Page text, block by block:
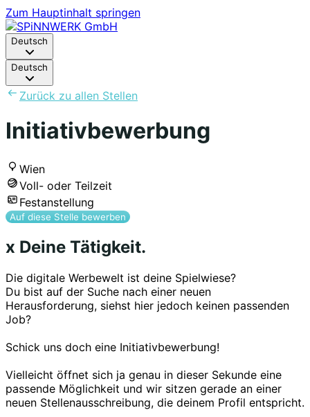
Zum Hauptinhalt springen
Deutsch
Deutsch
Zurück zu allen Stellen
Initiativbewerbung
Wien
Voll- oder Teilzeit
Festanstellung
Auf diese Stelle bewerben
x Deine Tätigkeit.
Die digitale Werbewelt ist deine Spielwiese?
Du bist auf der Suche nach einer neuen
Herausforderung, siehst hier jedoch keinen passenden
Job?
Schick uns doch eine Initiativbewerbung!
Vielleicht öffnet sich ja genau in dieser Sekunde eine
passende Möglichkeit und wir sitzen gerade an einer
neuen Stellenausschreibung, die deinem Profil entspricht.